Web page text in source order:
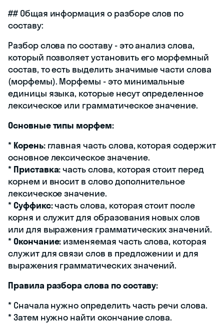
## Общая информация о разборе слов по
составу:
Разбор слова по составу - это анализ слова,
который позволяет установить его морфемный
состав, то есть выделить значимые части слова
(морфемы). Морфемы - это минимальные
единицы языка, которые несут определенное
лексическое или грамматическое значение.
Основные типы морфем:
* Корень:главная часть слова, которая содержит
основное лексическое значение.
* Приставка:часть слова, которая стоит перед
корнем и вносит в слово дополнительное
лексическое значение.
*Суффикс:часть слова, которая стоит после
корня и служит для образования новых слов
или для выражения грамматических значений.
*Окончание: изменяемая часть слова, которая
служит для связи слов в предложении и для
выражения грамматических значений.
Правила разбора слова по составу:
* Сначала нужно определить часть речи слова.
* Затем нужно найти окончание слова.